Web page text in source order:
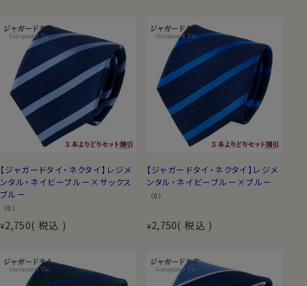
【ジャガードタイ・ネクタイ】レジメ
ンタル・ネイビーブルー×サックス
ブルー
（0）
¥2,750 税込
【ジャガードタイ・ネクタイ】レジメ
ンタル・ネイビーブルー×ブルー
（0）
¥2,750 税込